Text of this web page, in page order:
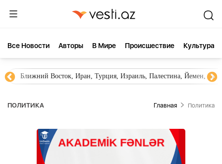
Все Новости Aвторы В Мире Происшествие Культура
Ближний Восток, Иран, Турция, Израиль, Палестина, Йемен,
ПОЛИТИКА Главная Политика